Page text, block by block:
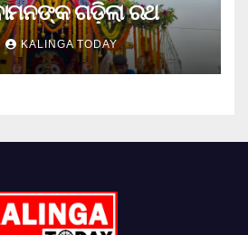
ଗଡ଼ିଲା ରଥ
KALINGA TODAY